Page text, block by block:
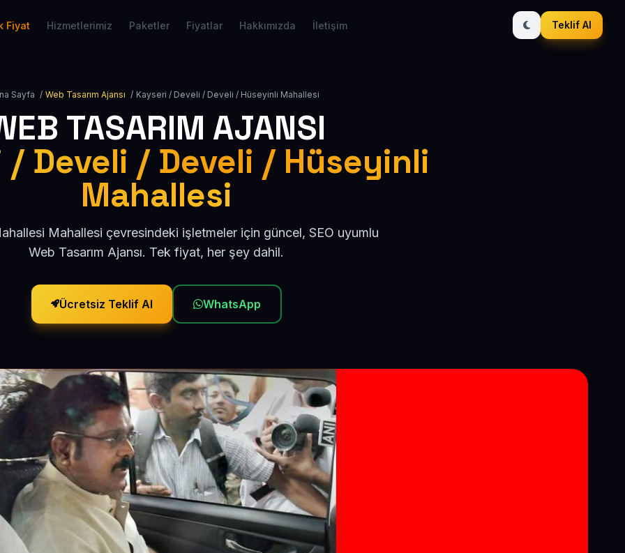
Fiyat Hizmetlerimiz Paketler Fiyatlar Hakkımızda İletişim Teklif Al
Sayfa / Web Tasarım Ajansı / Kayseri / Develi / Develi / Hüseyinli Mahallesi
TASARIM AJANSI
Develi / Develi / Hüseyinli
Mahallesi
Mahallesi çevresindeki işletmeler için güncel, SEO uyumlu
Web Tasarım Ajansı. Tek fiyat, her şey dahil.
Ücretsiz Teklif Al WhatsApp